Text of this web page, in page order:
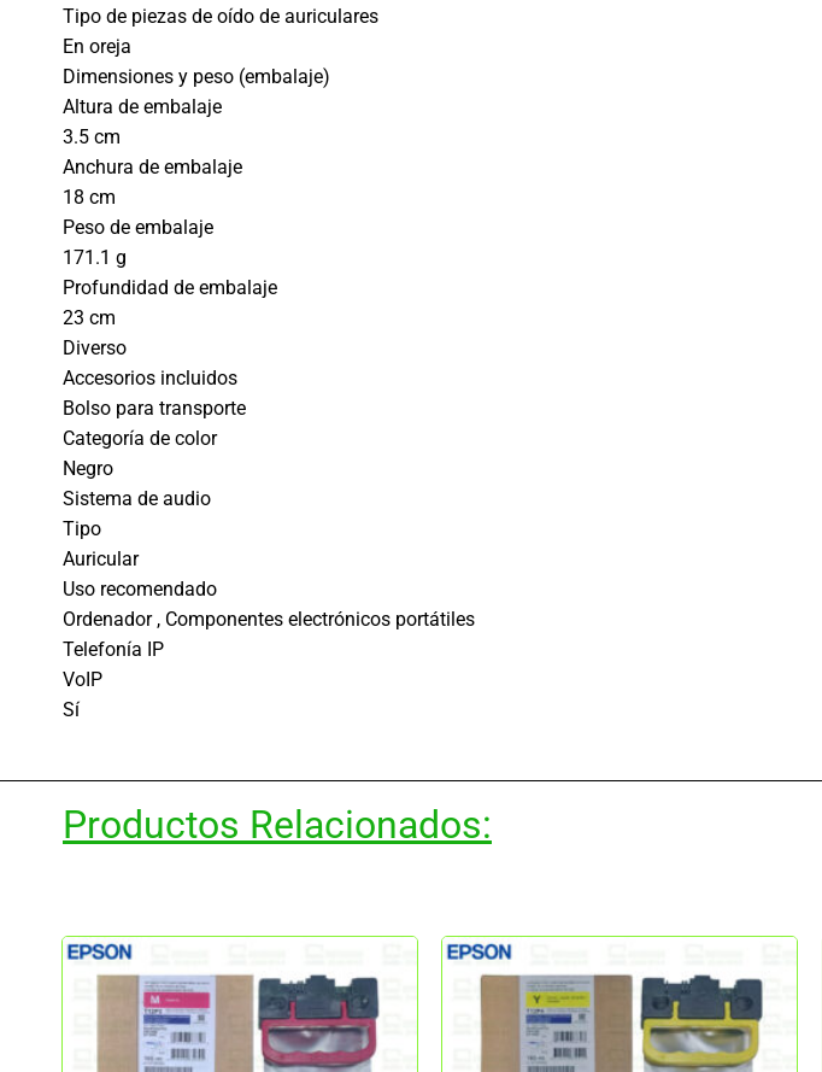
Tipo de piezas de oído de auriculares
En oreja
Dimensiones y peso (embalaje)
Altura de embalaje
3.5 cm
Anchura de embalaje
18 cm
Peso de embalaje
171.1 g
Profundidad de embalaje
23 cm
Diverso
Accesorios incluidos
Bolso para transporte
Categoría de color
Negro
Sistema de audio
Tipo
Auricular
Uso recomendado
Ordenador , Componentes electrónicos portátiles
Telefonía IP
VoIP
Sí
Productos Relacionados: